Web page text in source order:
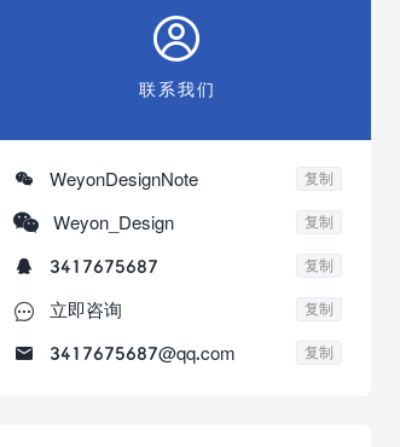

联系我们
 WeyonDesignNote 复制
 Weyon_Design 复制
 3417675687 复制
 立即咨询 复制
 3417675687@qq.com 复制